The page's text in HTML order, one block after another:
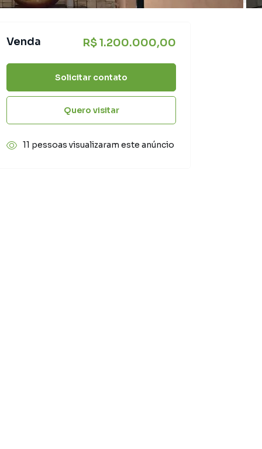
Venda R$ 1.200.000,00
Solicitar contato
Quero visitar
11 pessoas visualizaram este anúncio